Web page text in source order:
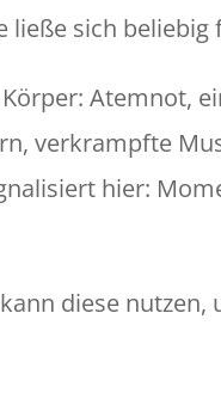
ließe sich beliebig
Atemnot,
verkrampfte
hier:
diese nutzen,